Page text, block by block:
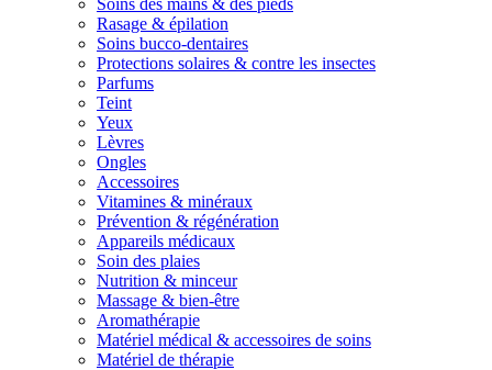
Soins des mains & des pieds
Rasage & épilation
Soins bucco-dentaires
Protections solaires & contre les insectes
Parfums
Teint
Yeux
Lèvres
Ongles
Accessoires
Vitamines & minéraux
Prévention & régénération
Appareils médicaux
Soin des plaies
Nutrition & minceur
Massage & bien-être
Aromathérapie
Matériel médical & accessoires de soins
Matériel de thérapie